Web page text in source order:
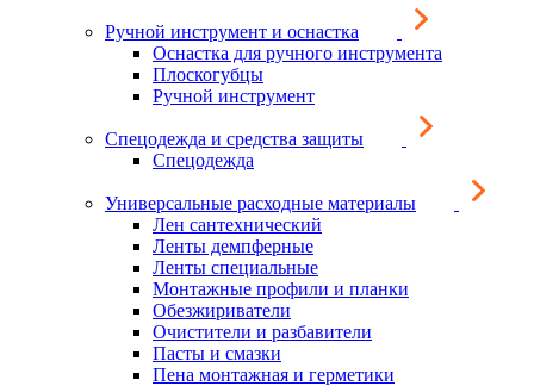
Ручной инструмент и оснастка
Оснастка для ручного инструмента
Плоскогубцы
Ручной инструмент
Спецодежда и средства защиты
Спецодежда
Универсальные расходные материалы
Лен сантехнический
Ленты демпферные
Ленты специальные
Монтажные профили и планки
Обезжириватели
Очистители и разбавители
Пасты и смазки
Пена монтажная и герметики